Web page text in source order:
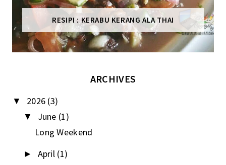
RESIPI : KERABU KERANG ALA THAI
ARCHIVES
▼ 2026 (3)
▼ June (1)
Long Weekend
► April (1)